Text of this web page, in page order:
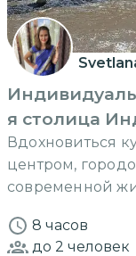
я столица
Вдохновиться
центром,
современной
8 часов
до 2 человек